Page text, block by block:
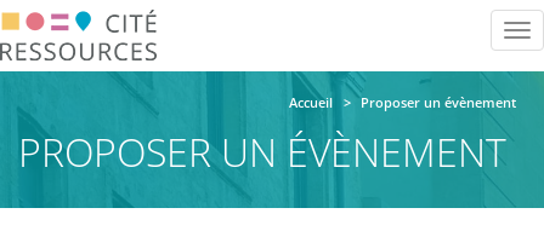
Aller
au
contenu
Accueil Proposer un évènement
PROPOSER UN ÉVÈNEMENT